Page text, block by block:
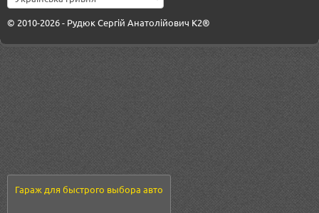
Гараж для быстрого выбора авто
© 2010-2026 - Рудюк Сергій Анатолійович К2®